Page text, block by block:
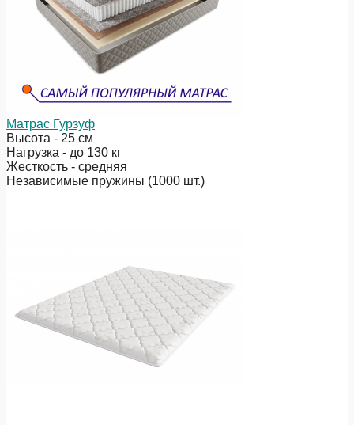
Матрас Гурзуф
Высота - 25 см
Нагрузка - до 130 кг
Жесткость - средняя
Независимые пружины (1000 шт.)